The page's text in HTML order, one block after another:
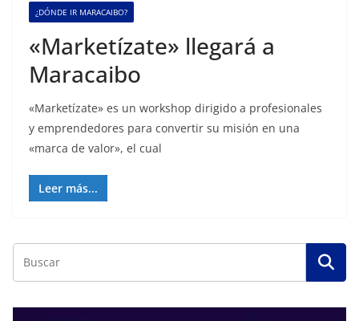
¿DÓNDE IR MARACAIBO?
«Marketízate» llegará a
Maracaibo
«Marketízate» es un workshop dirigido a profesionales
y emprendedores para convertir su misión en una
«marca de valor», el cual
Leer más...